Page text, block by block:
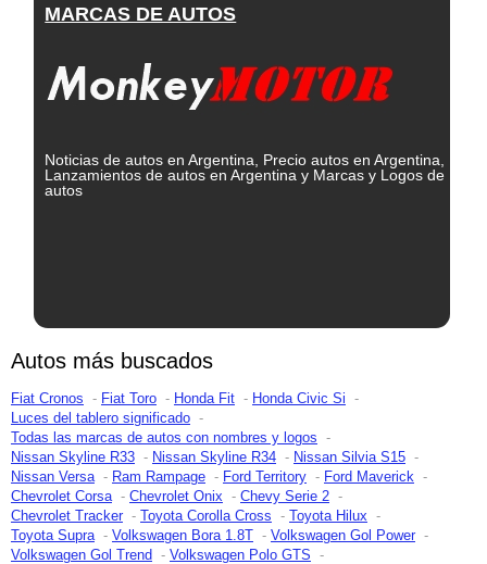
MARCAS DE AUTOS
Noticias de autos en Argentina, Precio autos en Argentina,
Lanzamientos de autos en Argentina y Marcas y Logos de
autos
Autos más buscados
Fiat Cronos Fiat Toro Honda Fit
Honda Civic Si
Luces del tablero significado
Todas las marcas de autos con nombres y logos
Nissan Skyline R33
Nissan Skyline R34
Nissan Silvia S15
Nissan Versa
Ram Rampage Ford Territory
Ford Maverick
Chevrolet Corsa
Chevrolet Onix
Chevy Serie 2
Chevrolet Tracker
Toyota Corolla Cross
Toyota Hilux
Toyota Supra
Volkswagen Bora 1.8T
Volkswagen Gol Power
Volkswagen Gol Trend
Volkswagen Polo GTS